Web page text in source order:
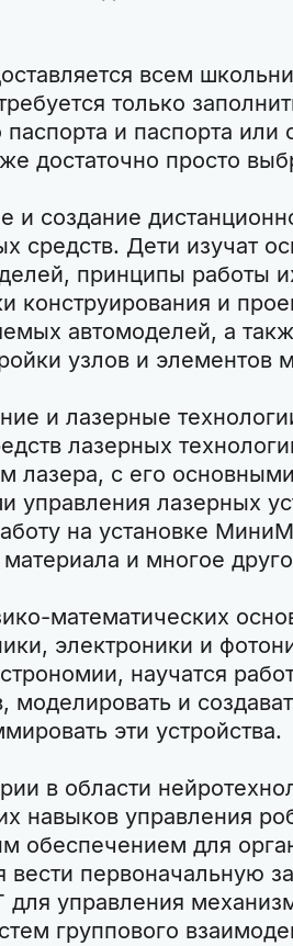
всем
только
и паспорта или
достаточно просто
и создание
средств. Дети изучат
принципы работы
конструирования и
автомоделей, а
узлов и элементов
и лазерные
лазерных
лазера, с его
управления лазерных
на установке
и многое
математических
электроники и
научатся
и
эти устройства.
в области
навыков управления
обеспечением для
вести первоначальную
для управления
группового